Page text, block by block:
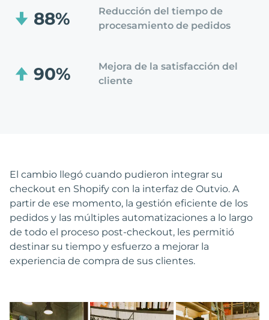
88%
Reducción del tiempo de
procesamiento de pedidos
90%
Mejora de la satisfacción del
cliente
El cambio llegó cuando pudieron integrar su
checkout en Shopify con la interfaz de Outvio. A
partir de ese momento, la gestión eficiente de los
pedidos y las múltiples automatizaciones a lo largo
de todo el proceso post-checkout, les permitió
destinar su tiempo y esfuerzo a mejorar la
experiencia de compra de sus clientes.